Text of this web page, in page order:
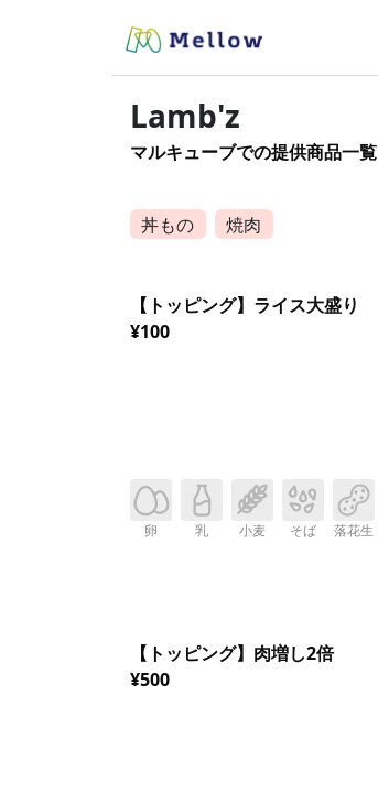
Lamb'z
マルキューブでの提供商品一覧
丼もの 焼肉
【トッピング】ライス大盛り
¥100
卵 乳 小麦 そば 落花生
【トッピング】肉増し2倍
¥500